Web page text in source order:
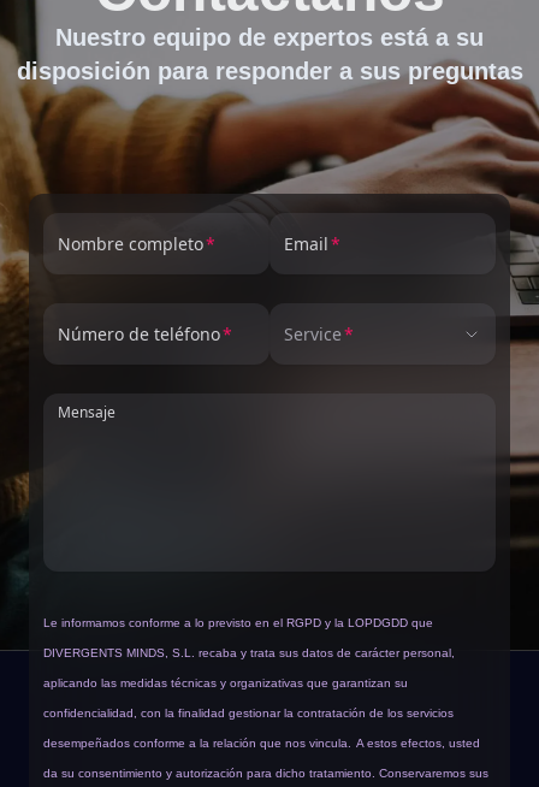
Nuestro equipo de expertos está a su
disposición para responder a sus preguntas
Nombre completo Email
Número de teléfono Service
Mensaje
Le informamos conforme a lo previsto en el RGPD y la LOPDGDD que
DIVERGENTS MINDS, S.L. recaba y trata sus datos de carácter personal,
aplicando las medidas técnicas y organizativas que garantizan su
confidencialidad, con la finalidad gestionar la contratación de los servicios
desempeñados conforme a la relación que nos vincula. A estos efectos, usted
da su consentimiento y autorización para dicho tratamiento. Conservaremos sus